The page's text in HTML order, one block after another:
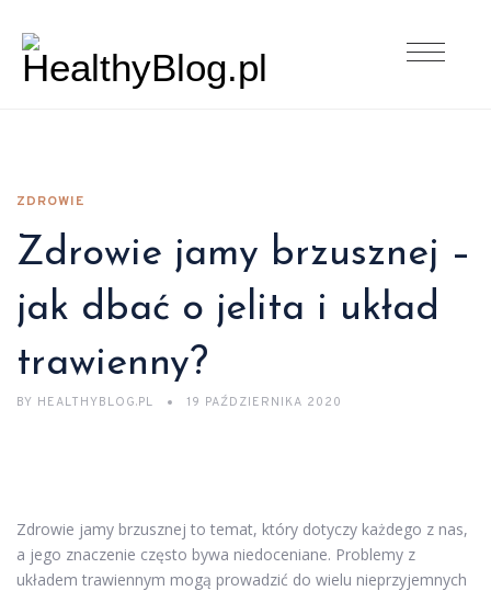
ZDROWIE
Zdrowie jamy brzusznej –
jak dbać o jelita i układ
trawienny?
BY HEALTHYBLOG.PL 19 PAŹDZIERNIKA 2020
Zdrowie jamy brzusznej to temat, który dotyczy każdego z nas,
a jego znaczenie często bywa niedoceniane. Problemy z
układem trawiennym mogą prowadzić do wielu nieprzyjemnych